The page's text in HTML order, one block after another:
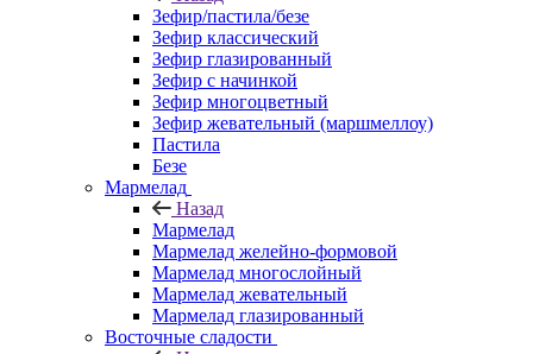
Зефир/пастила/безе
Зефир классический
Зефир глазированный
Зефир с начинкой
Зефир многоцветный
Зефир жевательный (маршмеллоу)
Пастила
Безе
Мармелад
Назад
Мармелад
Мармелад желейно-формовой
Мармелад многослойный
Мармелад жевательный
Мармелад глазированный
Восточные сладости